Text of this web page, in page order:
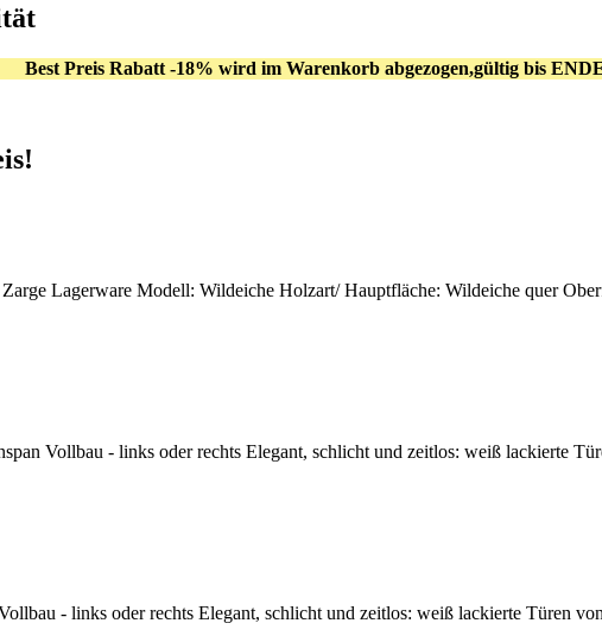
Best Preis Rabatt -18% wird im Warenkorb abgezogen,gültig bis
Lagerware Modell: Wildeiche Holzart/ Hauptfläche: Wildeiche quer
Vollbau - links oder rechts Elegant, schlicht und zeitlos: weiß lackierte
- links oder rechts Elegant, schlicht und zeitlos: weiß lackierte Türen